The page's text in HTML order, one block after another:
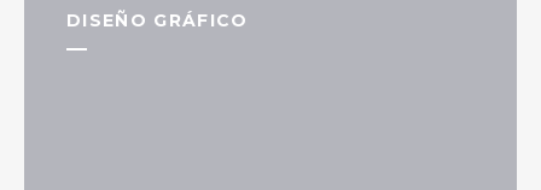
DISEÑO GRÁFICO